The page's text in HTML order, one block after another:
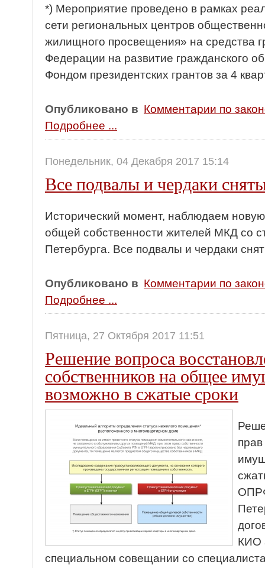
*) Мероприятие проведено в рамках
сети региональных центров
жилищного просвещения» на средства
Федерации на развитие гражданского
Фондом президентских грантов за 4
Опубликовано в Комментарии по
Подробнее ...
Понедельник, 04 Декабря 2017 15:14
Все подвалы и чердаки
Исторический момент, наблюдаем
общей собственности жителей МКД со
Петербурга. Все подвалы и чердаки
Опубликовано в Комментарии по
Подробнее ...
Пятница, 27 Октября 2017 11:51
Решение вопроса
собственников на общее
возможно в сжатые сроки
КИО
специальном совещании со